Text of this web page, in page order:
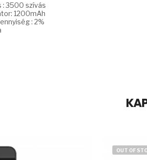
: 3500 szívás
1200mAh
: 2%
OUT OF